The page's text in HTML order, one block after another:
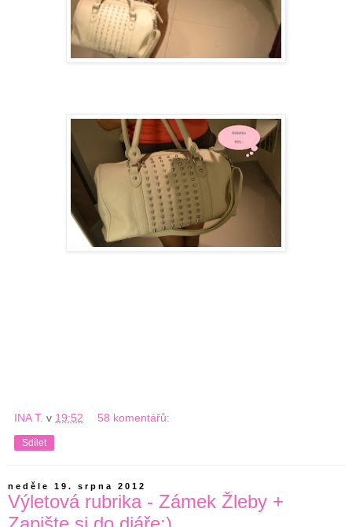
INA T. v 19:52 58 komentářů:
Sdílet
neděle 19. srpna 2012
Výletová rubrika - Zámek Žleby +